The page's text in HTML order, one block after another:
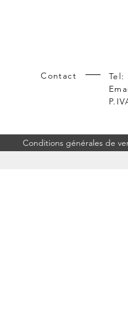
Contact
Tel:
Conditions générales de